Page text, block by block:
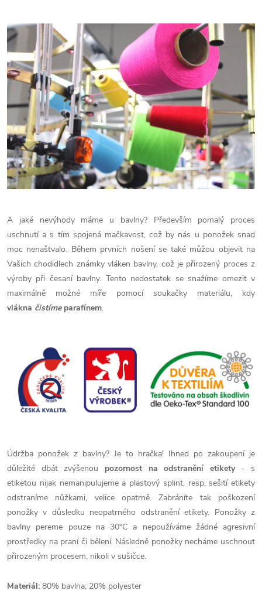
A jaké nevýhody máme u bavlny? Především pomalý proces
uschnutí a s tím spojená mačkavost, což by nás u ponožek snad
moc nenaštvalo. Během prvních nošení se také můžou objevit na
Vašich chodidlech známky vláken bavlny, což je přirozený proces z
výroby při česaní bavlny. Tento nedostatek se snažíme omezit v
maximálně možné míře pomocí soukačky materiálu, kdy
vlákna čistímeparafínem.
Údržba ponožek z bavlny? Je to hračka! Ihned po zakoupení je
důležité dbát zvýšenou pozornost na odstranění etikety- s
etiketou nijak nemanipulujeme a plastový splint, resp. sešití etikety
odstraníme nůžkami, velice opatrně. Zabráníte tak poškození
ponožky v důsledku neopatrného odstranění etikety. Ponožky z
bavlny pereme pouze na 30°C a nepoužíváme žádné agresivní
prostředky na praní či bělení. Následně ponožky necháme uschnout
přirozeným procesem, nikoli v sušičce.
Materiál: 80% bavlna; 20% polyester